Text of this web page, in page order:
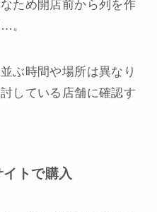
ため開店前から列を作
。
ぶ時間や場所は異なり
している店舗に確認す
トで購入